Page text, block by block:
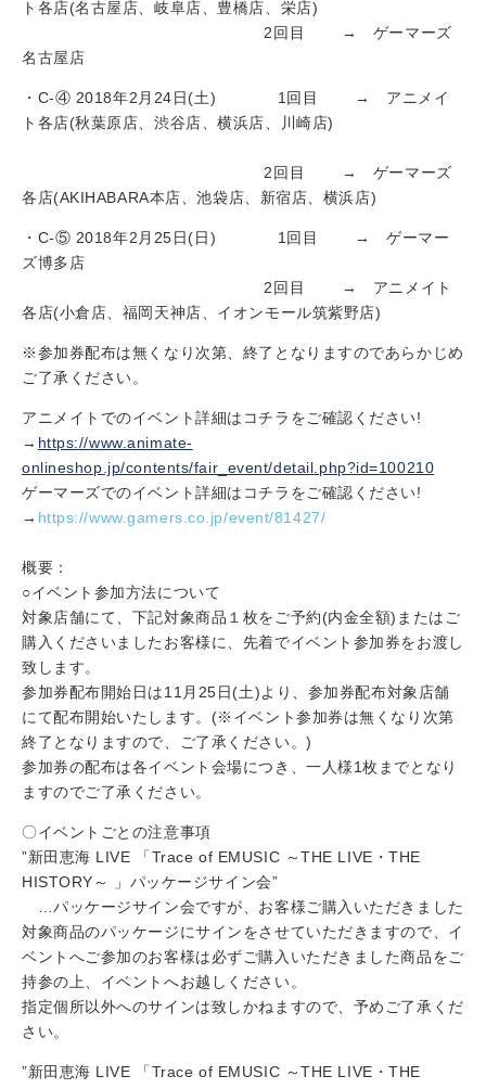
ト各店(名古屋店、岐阜店、豊橋店、栄店)
2回目 → ゲーマーズ
名古屋店
・C-④ 2018年2月24日(土) 1回目 → アニメイ
ト各店(秋葉原店、渋谷店、横浜店、川崎店)
2回目 → ゲーマーズ
各店(AKIHABARA本店、池袋店、新宿店、横浜店)
・C-⑤ 2018年2月25日(日) 1回目 → ゲーマー
ズ博多店
2回目 → アニメイト
各店(小倉店、福岡天神店、イオンモール筑紫野店)
※参加券配布は無くなり次第、終了となりますのであらかじめ
ご了承ください。
アニメイトでのイベント詳細はコチラをご確認ください!
→ https://www.animate-
onlineshop.jp/contents/fair_event/detail.php?id=100210
ゲーマーズでのイベント詳細はコチラをご確認ください!
→ https://www.gamers.co.jp/event/81427/
概要：
○イベント参加方法について
対象店舗にて、下記対象商品１枚をご予約(内金全額)またはご
購入くださいましたお客様に、先着でイベント参加券をお渡し
致します。
参加券配布開始日は11月25日(土)より、参加券配布対象店舗
にて配布開始いたします。(※イベント参加券は無くなり次第
終了となりますので、ご了承ください。)
参加券の配布は各イベント会場につき、一人様1枚までとなり
ますのでご了承ください。
〇イベントごとの注意事項
”新田恵海 LIVE 「Trace of EMUSIC ～THE LIVE・THE
HISTORY～ 」パッケージサイン会”
…パッケージサイン会ですが、お客様ご購入いただきました
対象商品のパッケージにサインをさせていただきますので、イ
ベントへご参加のお客様は必ずご購入いただきました商品をご
持参の上、イベントへお越しください。
指定個所以外へのサインは致しかねますので、予めご了承くだ
さい。
”新田恵海 LIVE 「Trace of EMUSIC ～THE LIVE・THE